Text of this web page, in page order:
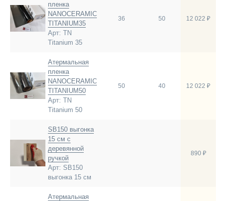
пленка
NANOCERAMIC
TITANIUM35
Арт: TN
Titanium 35
36 50 12 022 ₽
Атермальная
пленка
NANOCERAMIC
TITANIUM50
Арт: TN
Titanium 50
50 40 12 022 ₽
SB150 выгонка
15 см с
деревянной
ручкой
Арт: SB150
выгонка 15 см
890 ₽
Атермальная